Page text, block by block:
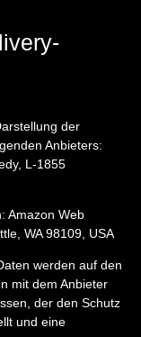
der
Anbieters:
L-1855
Amazon Web
WA 98109, USA
werden auf den
mit dem Anbieter
der den Schutz
und eine